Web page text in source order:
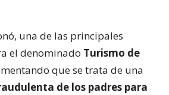
una de las principales
el denominado Turismo de
que se trata de una
de los padres para